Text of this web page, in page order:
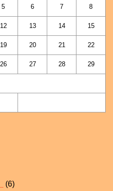
5 6 7 8
12 13 14 15
19 20 21 22
26 27 28 29
(6)